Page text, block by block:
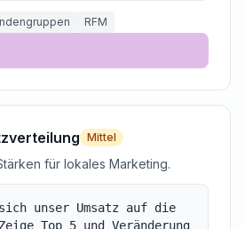
RFM
Mittel
für lokales Marketing.
unser Umsatz auf die
Top 5 und Veränderung